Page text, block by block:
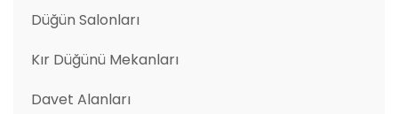
Düğün Salonları
Kır Düğünü Mekanları
Davet Alanları